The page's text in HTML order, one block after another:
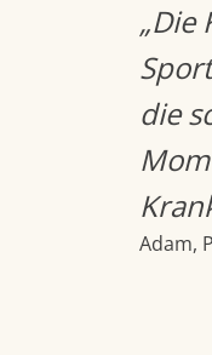
„Die
die
Adam,